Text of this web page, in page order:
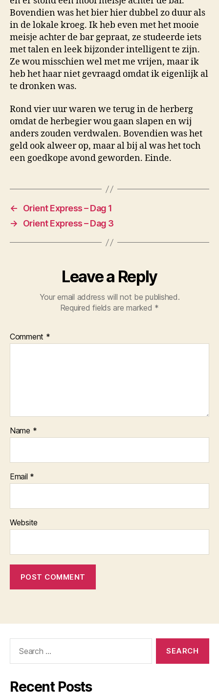
Bovendien was het bier hier dubbel zo duur als
in de lokale kroeg. Ik heb even met het mooie
meisje achter de bar gepraat, ze studeerde iets
met talen en leek bijzonder intelligent te zijn.
Ze wou misschien wel met me vrijen, maar ik
heb het haar niet gevraagd omdat ik eigenlijk al
te dronken was.
Rond vier uur waren we terug in de herberg
omdat de herbegier wou gaan slapen en wij
anders zouden verdwalen. Bovendien was het
geld ook alweer op, maar al bij al was het toch
een goedkope avond geworden. Einde.
←
Orient Express – Dag 1
→
Orient Express – Dag 3
Leave a Reply
Your email address will not be published.
Required fields are marked *
Comment *
Name *
Email *
Website
Recent Posts